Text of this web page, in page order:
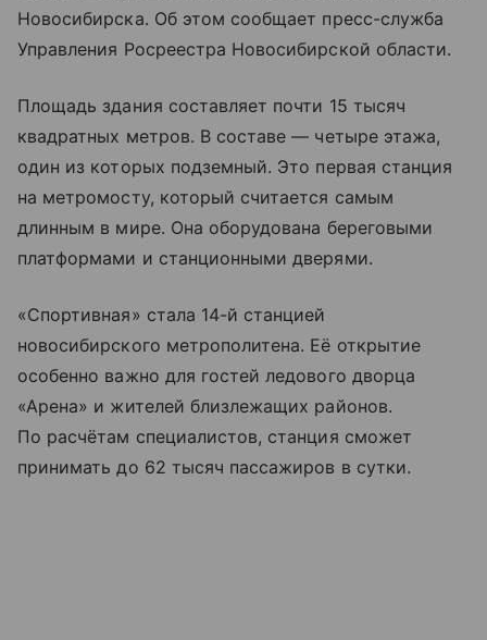
Новосибирска. Об этом сообщает пресс-служба
Управления Росреестра Новосибирской области.
Площадь здания составляет почти 15 тысяч
квадратных метров. В составе — четыре этажа,
один из которых подземный. Это первая станция
на метромосту, который считается самым
длинным в мире. Она оборудована береговыми
платформами и станционными дверями.
«Спортивная» стала 14-й станцией
новосибирского метрополитена. Её открытие
особенно важно для гостей ледового дворца
«Арена» и жителей близлежащих районов.
По расчётам специалистов, станция сможет
принимать до 62 тысяч пассажиров в сутки.